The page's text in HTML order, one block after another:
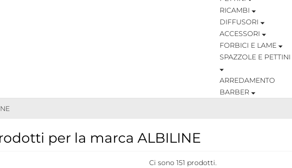
RICAMBI
DIFFUSORI
ACCESSORI
FORBICI E LAME
SPAZZOLE E PETTINI
ARREDAMENTO
BARBER
per la marca ALBILINE
Ci sono 151 prodotti.